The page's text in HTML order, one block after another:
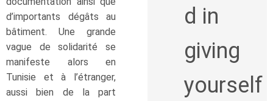
d’importants dégâts au
bâtiment. Une grande
vague de solidarité se
manifeste alors en
Tunisie et à l’étranger,
aussi bien de la part
d in
giving
yourself